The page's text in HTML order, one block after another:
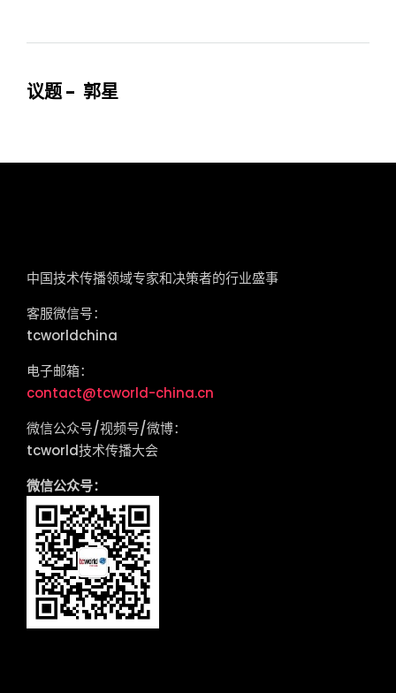
议题 - 郭星
中国技术传播领域专家和决策者的行业盛事
客服微信号：
tcworldchina
电子邮箱：
contact@tcworld-china.cn
微信公众号/视频号/微博：
tcworld技术传播大会
微信公众号：